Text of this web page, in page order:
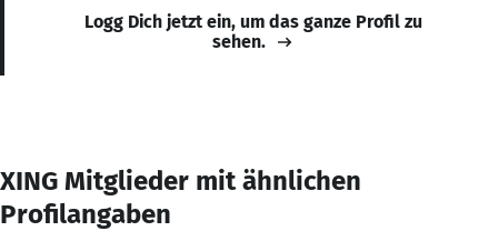
Logg Dich jetzt ein, um das ganze Profil zu
sehen.
XING Mitglieder mit ähnlichen
Profilangaben